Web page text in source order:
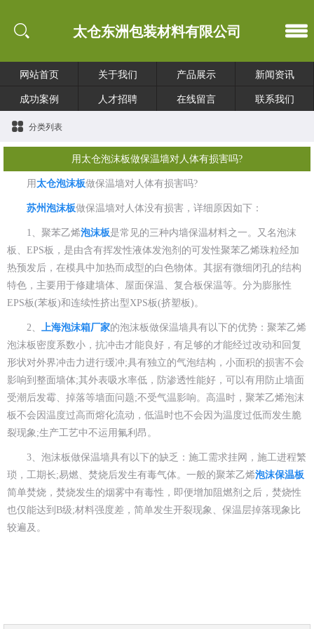
太仓东洲包装材料有限公司
网站首页 关于我们 产品展示
新闻资讯
成功案例
人才招聘 在线留言 联系我们
分类列表
用太仓泡沫板做保温墙对人体有损害吗?
用 太仓泡沫板做保温墙对人体有损害吗?
苏州泡沫板做保温墙对人体没有损害，详细原因如下：
1、聚苯乙烯泡沫板是常见的三种内墙保温材料之一。又名泡沫
板、EPS板，是由含有挥发性液体发泡剂的可发性聚苯乙烯珠粒经加
热预发后，在模具中加热而成型的白色物体。其据有微细闭孔的结构
特色，主要用于修建墙体、屋面保温、复合板保温等。分为膨胀性
EPS板(苯板)和连续性挤出型XPS板(挤塑板)。
2、 上海泡沫箱厂家的泡沫板做保温墙具有以下的优势：聚苯乙烯
泡沫板密度系数小，抗冲击才能良好，有足够的才能经过改动和回复
形状对外界冲击力进行缓冲;具有独立的气泡结构，小面积的损害不会
影响到整面墙体;其外表吸水率低，防渗透性能好，可以有用防止墙面
受潮后发霉、掉落等墙面问题;不受气温影响。高温时，聚苯乙烯泡沫
板不会因温度过高而熔化流动，低温时也不会因为温度过低而发生脆
裂现象;生产工艺中不运用氟利昂。
3、泡沫板做保温墙具有以下的缺乏：施工需求挂网，施工进程繁
琐，工期长;易燃、焚烧后发生有毒气体。一般的聚苯乙烯泡沫保温板
简单焚烧，焚烧发生的烟雾中有毒性，即便增加阻燃剂之后，焚烧性
也仅能达到B级;材料强度差，简单发生开裂现象、保温层掉落现象比
较遍及。